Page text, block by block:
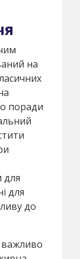
на
поради
для
для
до